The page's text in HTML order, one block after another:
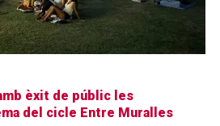
èxit de públic les
del cicle Entre Muralles